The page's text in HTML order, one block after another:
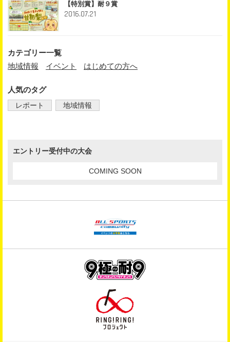
【特別賞】耐９賞
2016.07.21
カテゴリー一覧
地域情報
イベント はじめての方へ
人気のタグ
レポート 地域情報
エントリー受付中の大会
COMING SOON